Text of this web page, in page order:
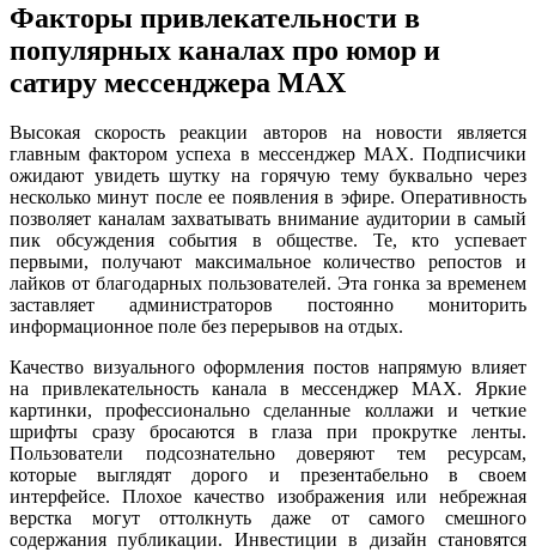
Факторы привлекательности в
популярных каналах про юмор и
сатиру мессенджера MAX
Высокая скорость реакции авторов на новости является
главным фактором успеха в мессенджер MAX. Подписчики
ожидают увидеть шутку на горячую тему буквально через
несколько минут после ее появления в эфире. Оперативность
позволяет каналам захватывать внимание аудитории в самый
пик обсуждения события в обществе. Те, кто успевает
первыми, получают максимальное количество репостов и
лайков от благодарных пользователей. Эта гонка за временем
заставляет администраторов постоянно мониторить
информационное поле без перерывов на отдых.
Качество визуального оформления постов напрямую влияет
на привлекательность канала в мессенджер MAX. Яркие
картинки, профессионально сделанные коллажи и четкие
шрифты сразу бросаются в глаза при прокрутке ленты.
Пользователи подсознательно доверяют тем ресурсам,
которые выглядят дорого и презентабельно в своем
интерфейсе. Плохое качество изображения или небрежная
верстка могут оттолкнуть даже от самого смешного
содержания публикации. Инвестиции в дизайн становятся